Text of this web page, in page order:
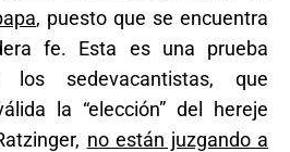
, puesto que se encuentra
fe. Esta es una prueba
sedevacantistas, que
la “elección” del hereje
no están juzgando a